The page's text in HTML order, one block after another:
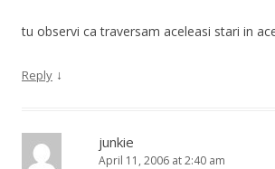
tu observi ca traversam aceleasi stari in
Reply ↓
junkie
April 11, 2006 at 2:40 am